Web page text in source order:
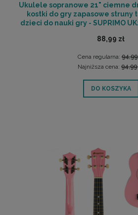
Ukulele sopranowe 21" ciemne
kostki do gry zapasowe struny
dzieci do nauki gry - SUPRIMO
88,99 zł
Cena regularna:94,99
Najniższa cena: 94,99
DO KOSZYKA